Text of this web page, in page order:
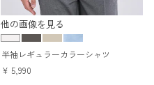
他の画像を見る
半袖レギュラーカラーシャツ
¥ 5,990